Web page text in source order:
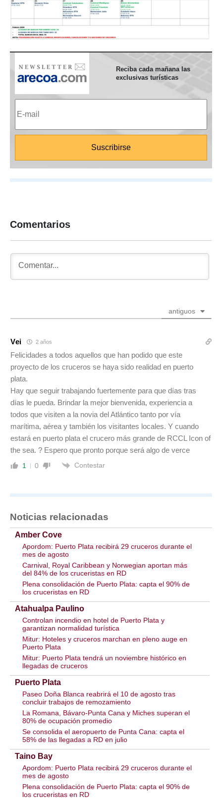
Reciba cada mañana las
exclusivas turísticas
Comentarios
antiguos
Vei 2 años
Felicidades a todos aquellos que han podido que este
proyecto de los cruceros se haya sido realidad en puerto
plata.
Hay que seguir trabajando fuertemente para que días tras
días le pueda. Brindar la mejor bienvenida, experiencia a
todos que visiten a la novia del Atlántico tanto por vía
marítima, aérea y también los visitantes locales. Y cuando
estará en puerto plata el crucero más grande de RCCL Icon of
the sea. ? Espero que pronto porque será algo de verce
1 0 Contestar
Noticias relacionadas
Amber Cove
Apordom: Puerto Plata recibirá 29 cruceros durante el
mes de agosto
Carnival, Royal Caribbean y Norwegian aportan más
del 84% de los cruceristas en RD
Plena consolidación de Puerto Plata: capta el 90% de
los cruceristas en RD
Atahualpa Paulino
Controlan incendio en hotel de Puerto Plata y
garantizan normalidad turística
Mitur: Hoteles y cruceros marchan en pleno auge en
Puerto Plata
Mitur: Puerto Plata tendrá un noviembre histórico en
llegadas de cruceros
Puerto Plata
Paseo Doña Blanca reabrirá el 10 de agosto tras
concluir trabajos de remozamiento
La Romana, Bávaro-Punta Cana y Miches superan el
80% de ocupación promedio
Se consolida el aeropuerto de Punta Cana: capta el
58% de las llegadas a RD en julio
Taino Bay
Apordom: Puerto Plata recibirá 29 cruceros durante el
mes de agosto
Plena consolidación de Puerto Plata: capta el 90% de
los cruceristas en RD